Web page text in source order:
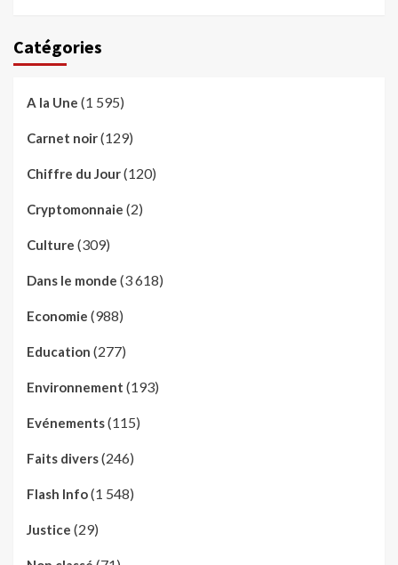
Catégories
A la Une (1 595)
Carnet noir(129)
Chiffre du Jour(120)
Cryptomonnaie (2)
Culture (309)
Dans le monde (3 618)
Economie (988)
Education (277)
Environnement (193)
Evénements(115)
Faits divers(246)
Flash Info(1 548)
Justice (29)